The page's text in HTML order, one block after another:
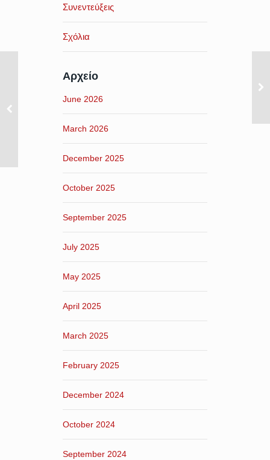
Συνεντεύξεις
Σχόλια
Αρχείο
June 2026
March 2026
December 2025
October 2025
September 2025
July 2025
May 2025
April 2025
March 2025
February 2025
December 2024
October 2024
September 2024